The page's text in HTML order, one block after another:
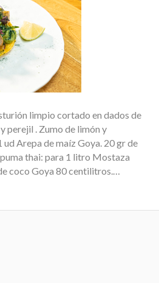
limpio cortado en dados de
perejil . Zumo de limón y
ud Arepa de maíz Goya. 20 gr de
thai: para 1 litro Mostaza
coco Goya 80 centilitros.…